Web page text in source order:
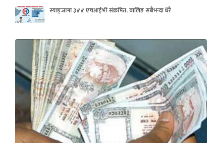
स्याङ्जामा ३४४ एचआईभी संक्रमित, वालिङ सबैभन्दा धेरै